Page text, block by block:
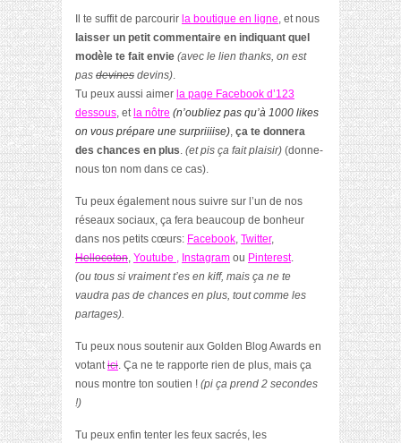
Il te suffit de parcourir la boutique en ligne, et nous
laisser un petit commentaire en indiquant quel
modèle te fait envie (avec le lien thanks, on est
pas devines devins).
Tu peux aussi aimer la page Facebook d’123
dessous, et la nôtre (n’oubliez pas qu’à 1000 likes
on vous prépare une surpriiiise), ça te donnera
des chances en plus. (et pis ça fait plaisir) (donne-
nous ton nom dans ce cas).
Tu peux également nous suivre sur l’un de nos
réseaux sociaux, ça fera beaucoup de bonheur
dans nos petits cœurs: Facebook, Twitter,
Hellocoton, Youtube , Instagram ou Pinterest.
(ou tous si vraiment t’es en kiff, mais ça ne te
vaudra pas de chances en plus, tout comme les
partages).
Tu peux nous soutenir aux Golden Blog Awards en
votantici. Ça ne te rapporte rien de plus, mais ça
nous montre ton soutien ! (pi ça prend 2 secondes
!)
Tu peux enfin tenter les feux sacrés, les